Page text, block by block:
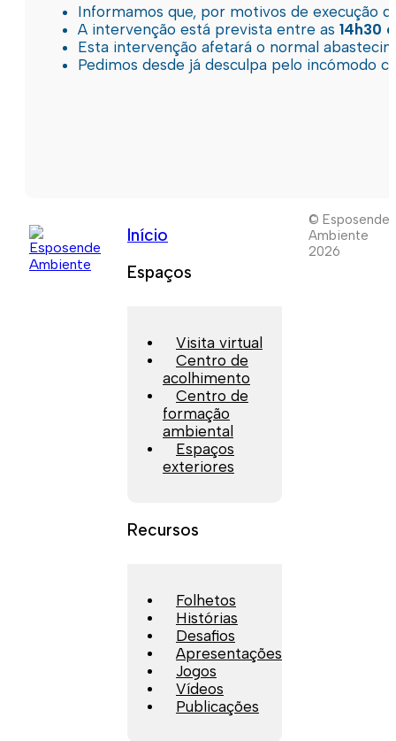
Informamos que, por motivos de execução
A intervenção está prevista entre as 14h30
Esta intervenção afetará o normal
Pedimos desde já desculpa pelo incómodo
Início
Espaços
Visita virtual
Centro de
acolhimento
Centro de
formação
ambiental
Espaços
exteriores
Recursos
Folhetos
Histórias
Desafios
Apresentações
Jogos
Vídeos
Publicações
© Esposende
Ambiente
2026